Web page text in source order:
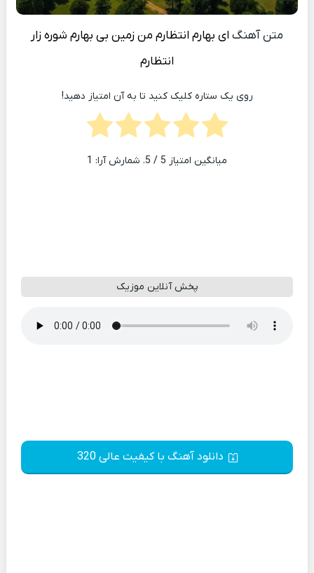
متن آهنگ ای بهارم انتظارم من زمین بی بهارم شوره زار
انتظارم
روی یک ستاره کلیک کنید تا به آن امتیاز دهید!
میانگین امتیاز 5 / 5. شمارش آرا: 1
پخش آنلاین موزیک
دانلود آهنگ با کیفیت عالی 320